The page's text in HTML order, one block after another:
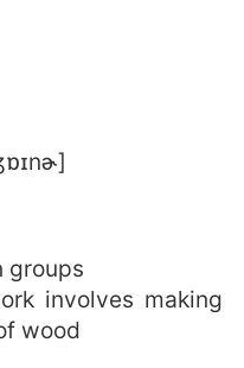
groups
involves making
wood